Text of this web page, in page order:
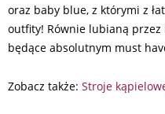
oraz baby blue, z którymi z
outfity! Równie lubianą
będące absolutnym must
Zobacz także: Stroje